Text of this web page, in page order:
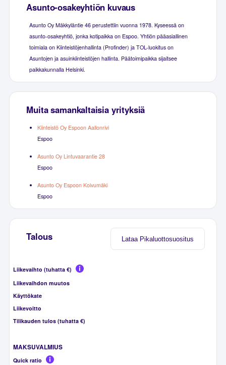
Asunto-osakeyhtiön kuvaus
Asunto Oy Mäkkyläntie 46 perustettiin vuonna 1978. Kyseessä on
asunto-osakeyhtiö, jonka kotipaikka on Espoo. Yhtiön pääasiallinen
toimiala on Kiinteistöjenhallinta (Profinder) ja TOL-luokitus on
Asuntojen ja asuinkiinteistöjen hallinta. Päätoimipaikka sijaitsee
paikkakunnalla Helsinki.
Muita samankaltaisia yrityksiä
Kiinteistö Oy Espoon Aallonrivi
Espoo
Asunto Oy Lintuvaarantie 28
Espoo
Asunto Oy Espoon Koivumäki
Espoo
Lataa Pikaluottosuositus
Talous
Liikevaihto (tuhatta €)
Liikevaihdon muutos
Käyttökate
Liikevoitto
Tilikauden tulos (tuhatta €)
MAKSUVALMIUS
Quick ratio